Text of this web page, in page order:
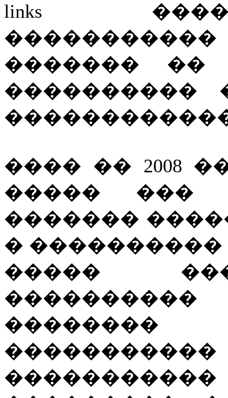
links
������� ��
����������
���� �� 2008
����� ���
�������
� ����������
�����
��������